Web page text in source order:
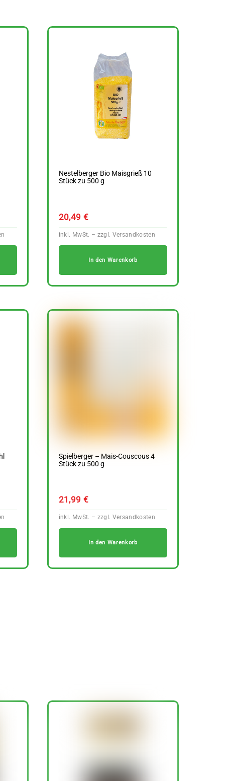
Nestelberger Bio Maisgrieß 10
Stück zu 500 g
20,49 €
In den Warenkorb
Spielberger – Mais-Couscous 4
Stück zu 500 g
21,99 €
In den Warenkorb